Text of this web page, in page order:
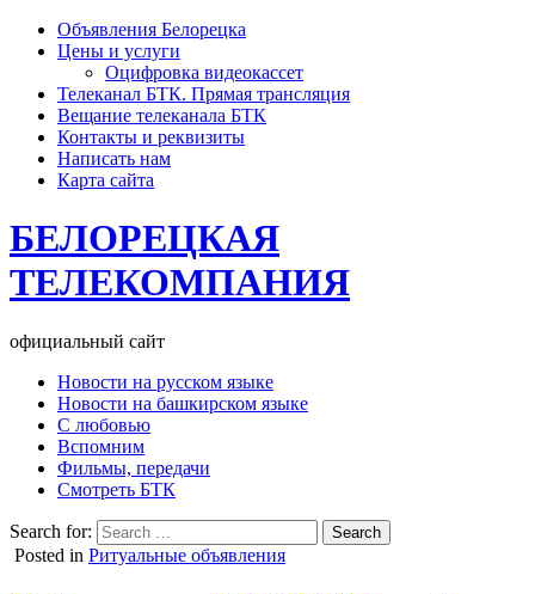
Объявления Белорецка
Цены и услуги
Оцифровка видеокассет
Телеканал БТК. Прямая трансляция
Вещание телеканала БТК
Контакты и реквизиты
Написать нам
Карта сайта
БЕЛОРЕЦКАЯ
ТЕЛЕКОМПАНИЯ
официальный сайт
Новости на русском языке
Новости на башкирском языке
С любовью
Вспомним
Фильмы, передачи
Смотреть БТК
Search for:
Posted in Ритуальные объявления